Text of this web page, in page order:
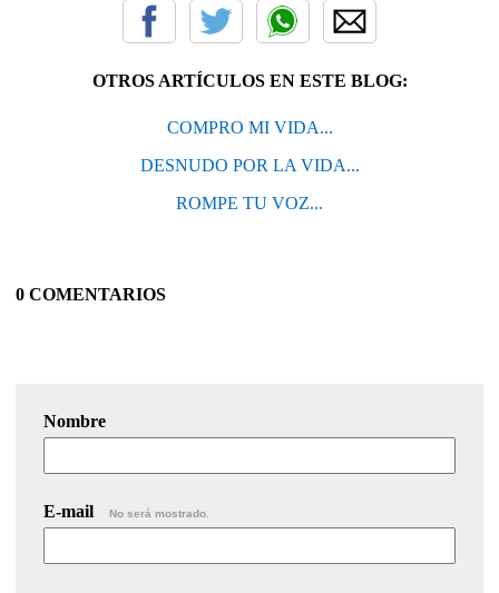
OTROS ARTÍCULOS EN ESTE BLOG:
COMPRO MI VIDA...
DESNUDO POR LA VIDA...
ROMPE TU VOZ...
0 COMENTARIOS
Nombre
E-mail No será mostrado.